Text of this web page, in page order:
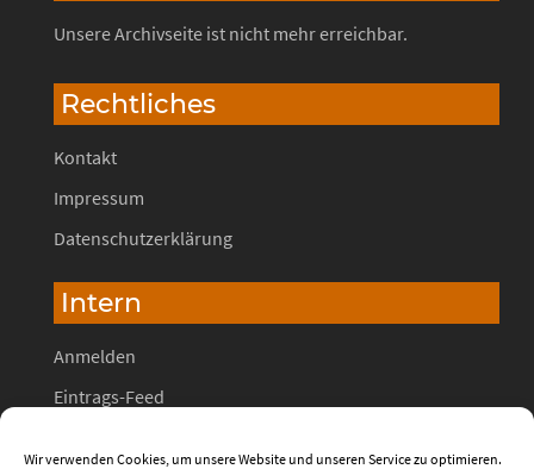
Wir verwenden Cookies, um unsere Website und unseren Service zu optimieren.
Unsere Archivseite ist nicht mehr erreichbar.
Rechtliches
Kontakt
Impressum
Datenschutzerklärung
Intern
Anmelden
Eintrags-Feed